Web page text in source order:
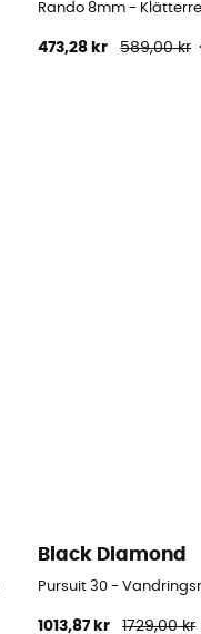
Rando 8mm -
473,28 kr 589,00 kr
Black Diamond
Pursuit 30 -
1013,87 kr 1729,00 kr